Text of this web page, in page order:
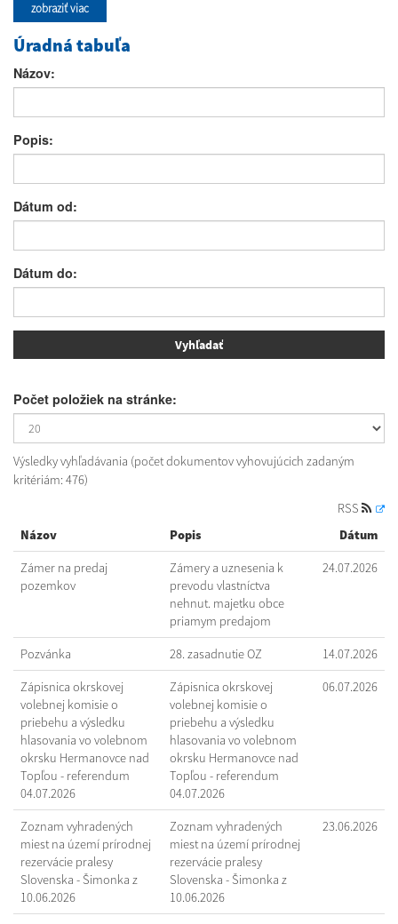
zobraziť viac
Úradná tabuľa
Názov:
Popis:
Dátum od:
Dátum do:
Počet položiek na stránke:
Výsledky vyhľadávania (počet dokumentov vyhovujúcich zadaným
kritériám: 476)
RSS
Názov
Popis Dátum
Zámer na predaj
pozemkov
Zámery a uznesenia k
prevodu vlastníctva
nehnut. majetku obce
priamym predajom
24.07.2026
Pozvánka 28. zasadnutie OZ 14.07.2026
Zápisnica okrskovej
volebnej komisie o
priebehu a výsledku
hlasovania vo volebnom
okrsku Hermanovce nad
Topľou - referendum
04.07.2026
Zápisnica okrskovej
volebnej komisie o
priebehu a výsledku
hlasovania vo volebnom
okrsku Hermanovce nad
Topľou - referendum
04.07.2026
06.07.2026
Zoznam vyhradených
miest na území prírodnej
rezervácie pralesy
Slovenska - Šimonka z
10.06.2026
Zoznam vyhradených
miest na území prírodnej
rezervácie pralesy
Slovenska - Šimonka z
10.06.2026
23.06.2026